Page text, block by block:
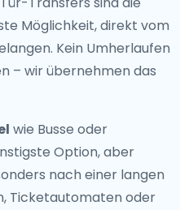
Möglichkeit, direkt vom
Kein Umherlaufen
– wir übernehmen das
wie Busse oder
Option, aber
nach einer langen
Ticketautomaten oder